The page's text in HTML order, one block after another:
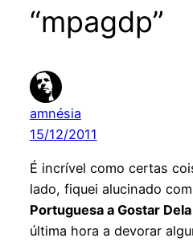
“mpagdp”
amnésia
15/12/2011
É incrível como certas
lado, fiquei alucinado
Portuguesa a Gostar
última hora a devorar